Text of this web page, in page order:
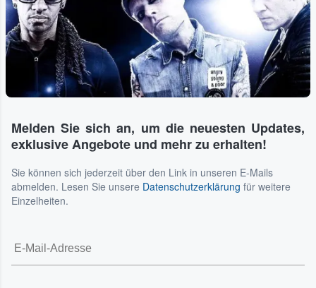
Melden Sie sich an, um die neuesten Updates,
exklusive Angebote und mehr zu erhalten!
Sie können sich jederzeit über den Link in unseren E-Mails
abmelden. Lesen Sie unsere Datenschutzerklärung für weitere
Einzelheiten.